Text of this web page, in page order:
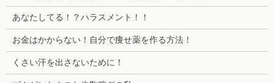
あなたしてる！？ハラスメント！！
お金はかからない！自分で痩せ薬を作る方法！
くさい汗を出さないために！